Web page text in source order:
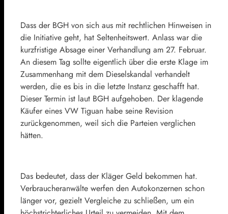
Dass der BGH von sich aus mit rechtlichen Hinweisen in
die Initiative geht, hat Seltenheitswert. Anlass war die
kurzfristige Absage einer Verhandlung am 27. Februar.
An diesem Tag sollte eigentlich über die erste Klage im
Zusammenhang mit dem Dieselskandal verhandelt
werden, die es bis in die letzte Instanz geschafft hat.
Dieser Termin ist laut BGH aufgehoben. Der klagende
Käufer eines VW Tiguan habe seine Revision
zurückgenommen, weil sich die Parteien verglichen
hätten.
Das bedeutet, dass der Kläger Geld bekommen hat.
Verbraucheranwälte werfen den Autokonzernen schon
länger vor, gezielt Vergleiche zu schließen, um ein